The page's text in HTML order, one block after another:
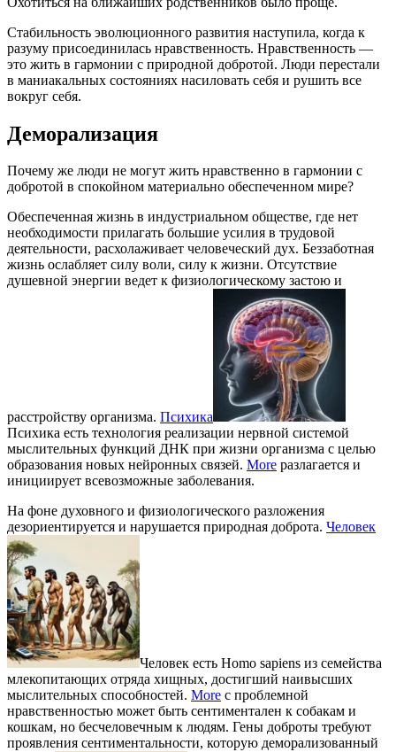
Стабильность эволюционного развития наступила, когда к
разуму присоединилась нравственность. Нравственность —
это жить в гармонии с природной добротой. Люди перестали
в маниакальных состояниях насиловать себя и рушить все
вокруг себя.
Деморализация
Почему же люди не могут жить нравственно в гармонии с
добротой в спокойном материально обеспеченном мире?
Обеспеченная жизнь в индустриальном обществе, где нет
необходимости прилагать большие усилия в трудовой
деятельности, расхолаживает человеческий дух. Беззаботная
жизнь ослабляет силу воли, силу к жизни. Отсутствие
душевной энергии ведет к физиологическому застою и
расстройству организма. Психика
Психика есть технология реализации нервной системой
мыслительных функций ДНК при жизни организма с целью
образования новых нейронных связей. More разлагается и
инициирует всевозможные заболевания.
На фоне духовного и физиологического разложения
дезориентируется и нарушается природная доброта. Человек
Человек есть Homo sapiens из семейства
млекопитающих отряда хищных, достигший наивысших
мыслительных способностей. More с проблемной
нравственностью может быть сентиментален к собакам и
кошкам, но бесчеловечным к людям. Гены доброты требуют
проявления сентиментальности, которую деморализованный